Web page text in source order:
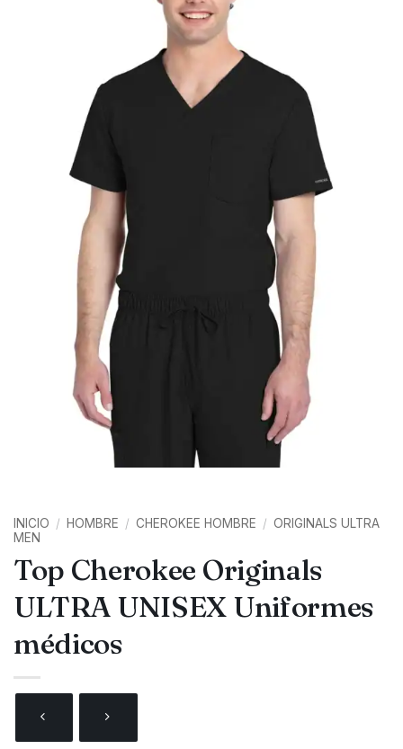
INICIO / HOMBRE / CHEROKEE HOMBRE / ORIGINALS ULTRA
MEN
Top Cherokee Originals
ULTRA UNISEX Uniformes
médicos